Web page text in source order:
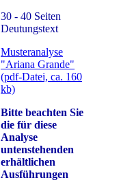
30 - 40 Seiten
Deutungstext
Musteranalyse
"Ariana Grande"
(pdf-Datei, ca. 160
kb)
Bitte beachten Sie
die für diese
Analyse
untenstehenden
erhältlichen
Ausführungen